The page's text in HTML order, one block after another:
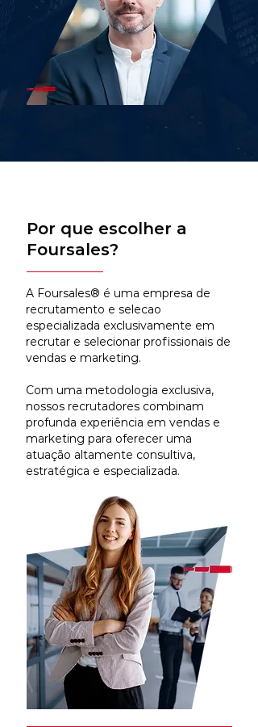
Por que escolher a
Foursales?
A Foursales® é uma empresa de
recrutamento e selecao
especializada exclusivamente em
recrutar e selecionar profissionais de
vendas e marketing.
Com uma metodologia exclusiva,
nossos recrutadores combinam
profunda experiência em vendas e
marketing para oferecer uma
atuação altamente consultiva,
estratégica e especializada.